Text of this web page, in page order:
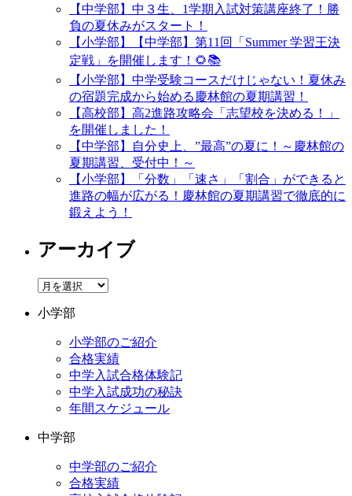
【中学部】中３生、1学期入試対策講座終了！勝
負の夏休みがスタート！
【小学部】【中学部】第11回「Summer 学習王決
定戦」を開催します！🌻📚
【小学部】中学受験コースだけじゃない！夏休み
の宿題完成から始める慶林館の夏期講習！
【高校部】高2進路攻略会「志望校を決める！」
を開催しました！
【中学部】自分史上、”最高”の夏に！～慶林館の
夏期講習、受付中！～
【小学部】「分数」「速さ」「割合」ができると
進路の幅が広がる！慶林館の夏期講習で徹底的に
鍛えよう！
アーカイブ
ア
カ
小学部
小学部のご紹介
合格実績
中学入試合格体験記
中学入試成功の秘訣
年間スケジュール
中学部
中学部のご紹介
合格実績